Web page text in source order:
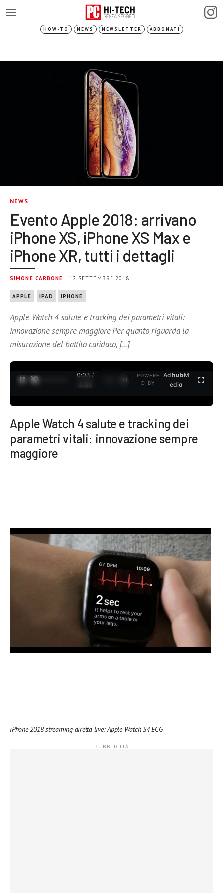
HOW-TO NEWS NEWSLETTER ABBONATI
NEWS
Evento Apple 2018: arrivano
iPhone XS, iPhone XS Max e
iPhone XR, tutti i dettagli
SIMONE CARBONE | 12 SETTEMBRE 2018
APPLE IPAD IPHONE
Apple Watch 4 salute e tracking dei parametri vitali:
innovazione sempre maggiore Per quanto riguarda la
misurazione del battito caridaco, […]
0:04 /
3:35
POWERE
D BY
AdhubM
edia
Apple Watch 4 salute e tracking dei
parametri vitali: innovazione sempre
maggiore
iPhone 2018 streaming diretta live: Apple Watch S4 ECG